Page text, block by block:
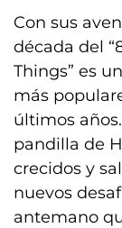
Con sus
década del
Things” es
más
últimos
pandilla de
crecidos y
nuevos
antemano